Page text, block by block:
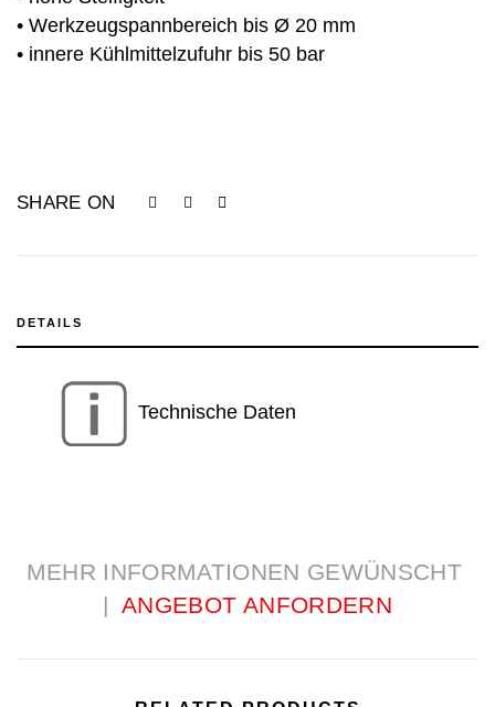
• Werkzeugspannbereich bis Ø 20 mm
• innere Kühlmittelzufuhr bis 50 bar
SHARE ON
DETAILS
Technische Daten
MEHR INFORMATIONEN GEWÜNSCHT
| ANGEBOT ANFORDERN